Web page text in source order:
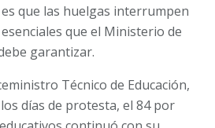
que las huelgas interrumpen
que el Ministerio de
garantizar.
Técnico de Educación,
días de protesta, el 84 por